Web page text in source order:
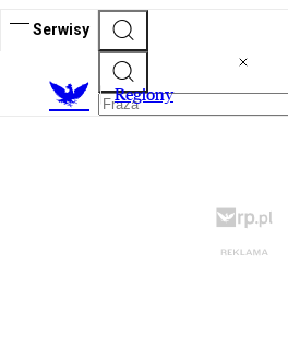
Serwisy
Regiony